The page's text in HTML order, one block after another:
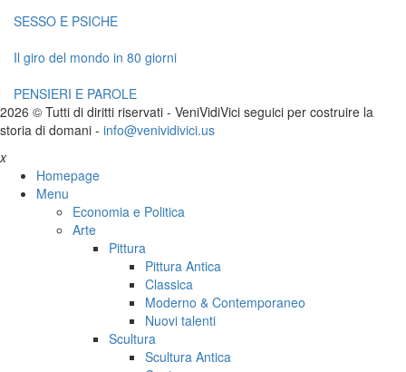
SESSO E PSICHE
Il giro del mondo in 80 giorni
PENSIERI E PAROLE
2026 © Tutti di diritti riservati - VeniVidiVici seguici per costruire la
storia di domani - info@venividivici.us
x
Homepage
Menu
Economia e Politica
Arte
Pittura
Pittura Antica
Classica
Moderno & Contemporaneo
Nuovi talenti
Scultura
Scultura Antica